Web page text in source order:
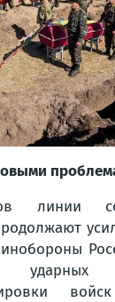
линии
ударных